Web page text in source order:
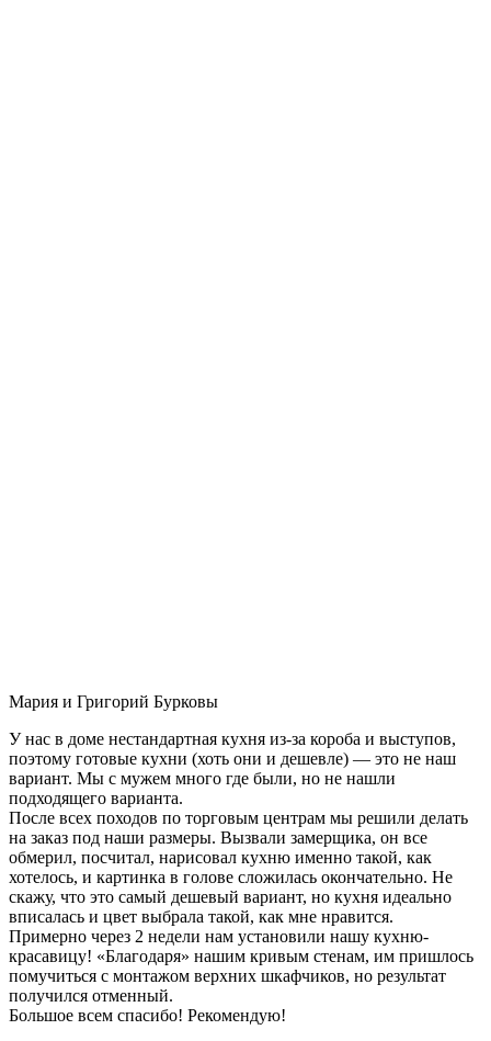
Мария и Григорий Бурковы
У нас в доме нестандартная кухня из-за короба и выступов,
поэтому готовые кухни (хоть они и дешевле) — это не наш
вариант. Мы с мужем много где были, но не нашли
подходящего варианта.
После всех походов по торговым центрам мы решили делать
на заказ под наши размеры. Вызвали замерщика, он все
обмерил, посчитал, нарисовал кухню именно такой, как
хотелось, и картинка в голове сложилась окончательно. Не
скажу, что это самый дешевый вариант, но кухня идеально
вписалась и цвет выбрала такой, как мне нравится.
Примерно через 2 недели нам установили нашу кухню-
красавицу! «Благодаря» нашим кривым стенам, им пришлось
помучиться с монтажом верхних шкафчиков, но результат
получился отменный.
Большое всем спасибо! Рекомендую!